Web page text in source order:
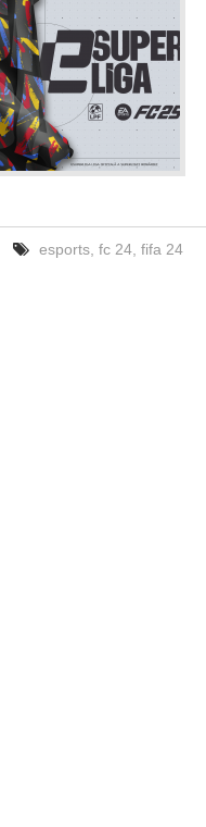
esports, fc 24, fifa 24